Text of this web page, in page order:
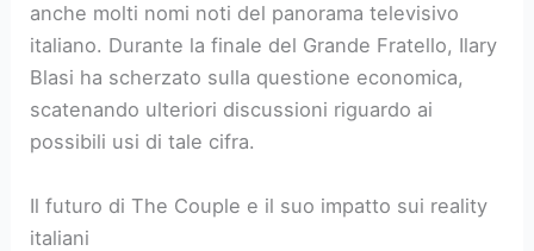
anche molti nomi noti del panorama televisivo
italiano. Durante la finale del Grande Fratello, Ilary
Blasi ha scherzato sulla questione economica,
scatenando ulteriori discussioni riguardo ai
possibili usi di tale cifra.
Il futuro di The Couple e il suo impatto sui reality
italiani